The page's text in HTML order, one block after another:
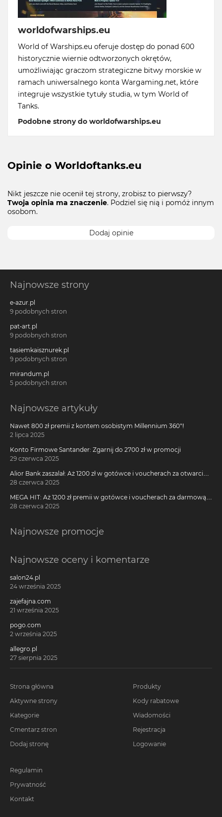
worldofwarships.eu
World of Warships.eu oferuje dostęp do ponad 600
historycznie wiernie odtworzonych okrętów,
umożliwiając graczom strategiczne bitwy morskie w
ramach uniwersalnego konta Wargaming.net, które
integruje wszystkie tytuły studia, w tym World of
Tanks.
Podobne strony do worldofwarships.eu
Opinie o Worldoftanks.eu
Nikt jeszcze nie ocenił tej strony, zrobisz to pierwszy?
Twoja opinia ma znaczenie. Podziel się nią i pomóż innym
osobom.
Dodaj opinie
Najnowsze strony
e-azur.pl
9 podobnych stron
pat-art.pl
9 podobnych stron
tasiemkaisznurek.pl
9 podobnych stron
mirandum.pl
5 podobnych stron
Najnowsze artykuły
Nawet 800 zł premii z kontem osobistym Millennium 360°!
2 lipca 2025
Konto Firmowe Santander: Zgarnij do 2700 zł w promocji
29 czerwca 2025
Alior Bank zaszalał: Aż 1200 zł w gotówce i voucherach za otwarcie
darmowego konta!
28 czerwca 2025
MEGA HIT: Aż 1200 zł premii w gotówce i voucherach za darmową
kartę kredytową Citi Simplicity
28 czerwca 2025
Najnowsze promocje
Najnowsze oceny i komentarze
salon24.pl
24 września 2025
zajefajna.com
21 września 2025
pogo.com
2 września 2025
allegro.pl
27 sierpnia 2025
Strona główna
Aktywne strony
Kategorie
Cmentarz stron
Dodaj stronę
Produkty
Kody rabatowe
Wiadomości
Rejestracja
Logowanie
Regulamin
Prywatność
Kontakt